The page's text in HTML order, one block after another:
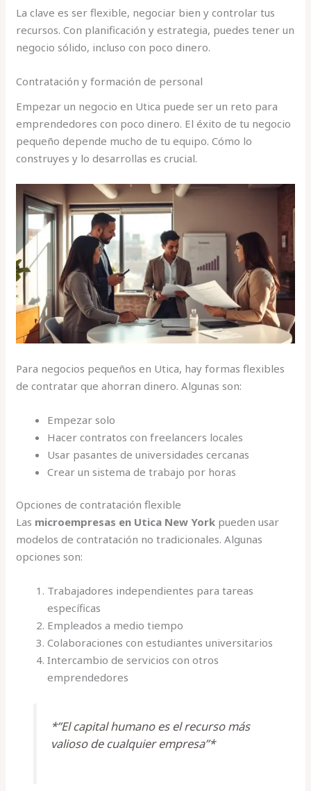
La clave es ser flexible, negociar bien y controlar tus
recursos. Con planificación y estrategia, puedes tener un
negocio sólido, incluso con poco dinero.
Contratación y formación de personal
Empezar un negocio en Utica puede ser un reto para
emprendedores con poco dinero. El éxito de tu negocio
pequeño depende mucho de tu equipo. Cómo lo
construyes y lo desarrollas es crucial.
Para negocios pequeños en Utica, hay formas flexibles
de contratar que ahorran dinero. Algunas son:
Empezar solo
Hacer contratos con freelancers locales
Usar pasantes de universidades cercanas
Crear un sistema de trabajo por horas
Opciones de contratación flexible
Las microempresas en Utica New York pueden usar
modelos de contratación no tradicionales. Algunas
opciones son:
Trabajadores independientes para tareas
específicas
Empleados a medio tiempo
Colaboraciones con estudiantes universitarios
Intercambio de servicios con otros
emprendedores
*”El capital humano es el recurso más
valioso de cualquier empresa”*